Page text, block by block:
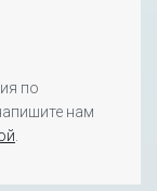
по
нам
.